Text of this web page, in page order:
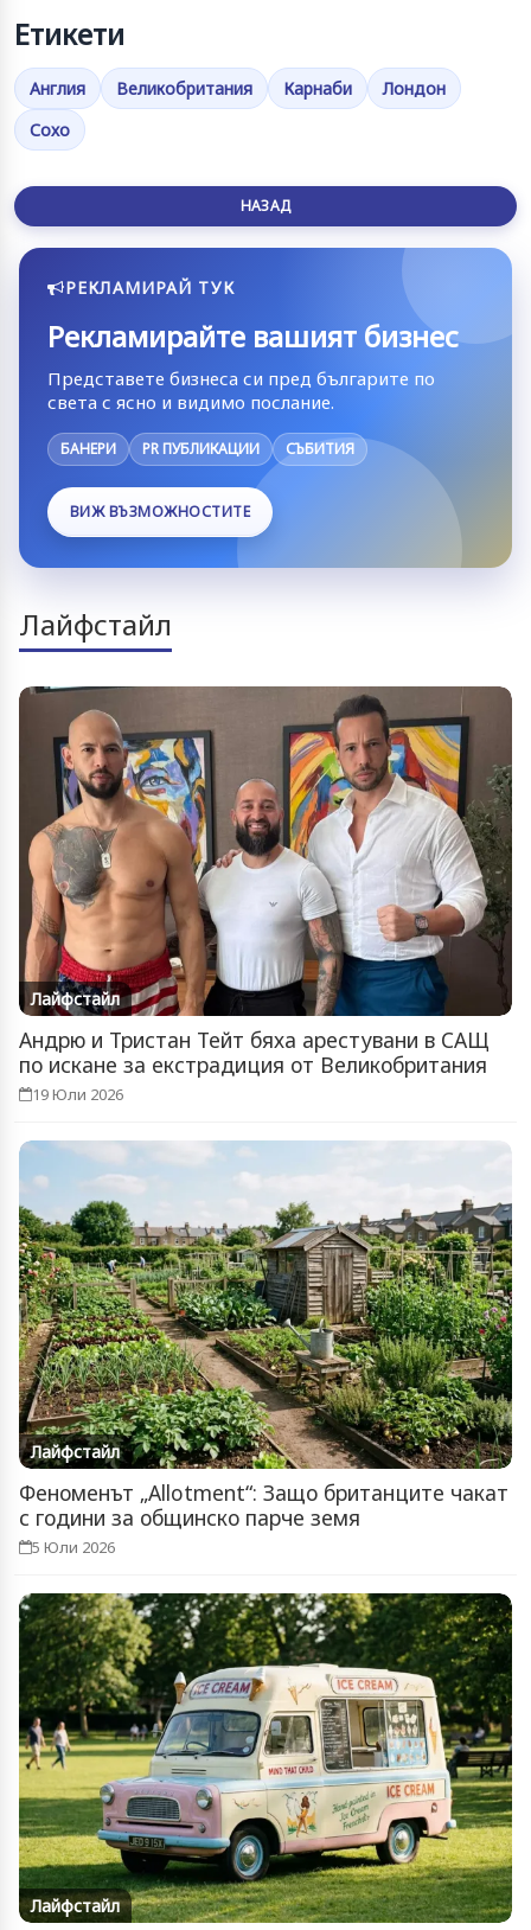
Етикети
Англия Великобритания Карнаби
Лондон
Сохо
НАЗАД
РЕКЛАМИРАЙ ТУК
Рекламирайте вашият бизнес
Представете бизнеса си пред българите по
света с ясно и видимо послание.
БАНЕРИ PR ПУБЛИКАЦИИ СЪБИТИЯ
ВИЖ ВЪЗМОЖНОСТИТЕ
Лайфстайл
Лайфстайл
Андрю и Тристан Тейт бяха арестувани в САЩ
по искане за екстрадиция от Великобритания
19 Юли 2026
Лайфстайл
Феноменът „Allotment“: Защо британците чакат
с години за общинско парче земя
5 Юли 2026
Лайфстайл